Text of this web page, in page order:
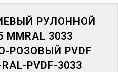
РУЛОННОЙ
ММRAL 3033
РОЗОВЫЙ PVDF
PVDF-3033